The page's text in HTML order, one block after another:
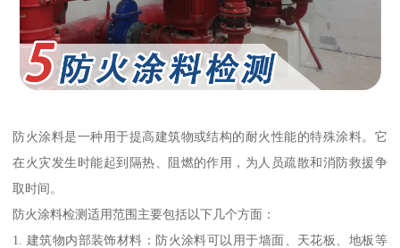
防火涂料是一种用于提高建筑物或结构的耐火性能的特殊涂料。它
在火灾发生时能起到隔热、阻燃的作用，为人员疏散和消防救援争
取时间。
防火涂料检测适用范围主要包括以下几个方面：
1. 建筑物内部装饰材料：防火涂料可以用于墙面、天花板、地板等